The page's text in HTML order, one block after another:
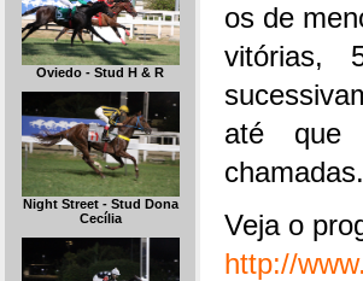
Oviedo - Stud H & R
Night Street - Stud Dona
Cecília
os de
vitórias,
até que
chamadas.
Veja o
http://